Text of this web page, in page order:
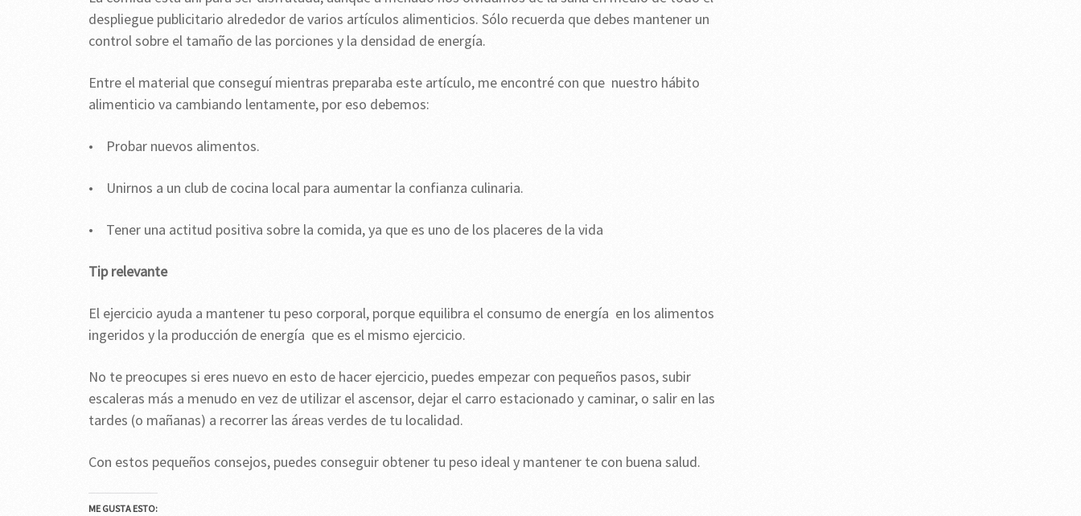
despliegue publicitario alrededor de varios artículos alimenticios. Sólo recuerda que debes mantener un
control sobre el tamaño de las porciones y la densidad de energía.
Entre el material que conseguí mientras preparaba este artículo, me encontré con que nuestro hábito
alimenticio va cambiando lentamente, por eso debemos:
• Probar nuevos alimentos.
• Unirnos a un club de cocina local para aumentar la confianza culinaria.
• Tener una actitud positiva sobre la comida, ya que es uno de los placeres de la vida
Tip relevante
El ejercicio ayuda a mantener tu peso corporal, porque equilibra el consumo de energía en los alimentos
ingeridos y la producción de energía que es el mismo ejercicio.
No te preocupes si eres nuevo en esto de hacer ejercicio, puedes empezar con pequeños pasos, subir
escaleras más a menudo en vez de utilizar el ascensor, dejar el carro estacionado y caminar, o salir en las
tardes (o mañanas) a recorrer las áreas verdes de tu localidad.
Con estos pequeños consejos, puedes conseguir obtener tu peso ideal y mantener te con buena salud.
ME GUSTA ESTO: